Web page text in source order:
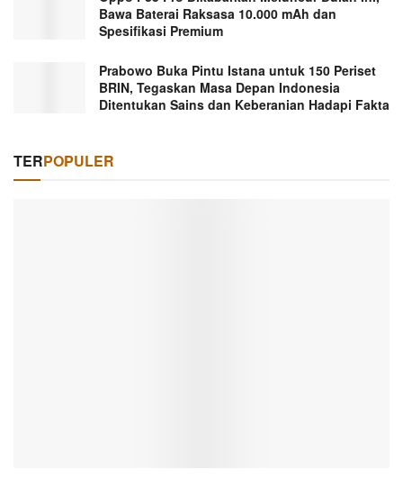
Bawa Baterai Raksasa 10.000 mAh dan
Spesifikasi Premium
Prabowo Buka Pintu Istana untuk 150 Periset
BRIN, Tegaskan Masa Depan Indonesia
Ditentukan Sains dan Keberanian Hadapi Fakta
TERPOPULER